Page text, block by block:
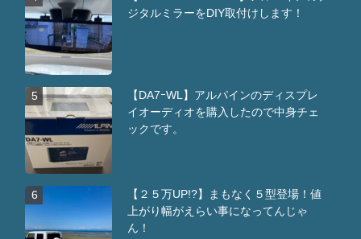
ジタルミラーをDIY取付けします！
5
【DA7ｰWL】アルパインのディスプレ
イオーディオを購入したので中身チェ
ックです。
6
【２５万UP!?】まもなく５型登場！値
上がり幅がえらい事になってんじゃ
ん！